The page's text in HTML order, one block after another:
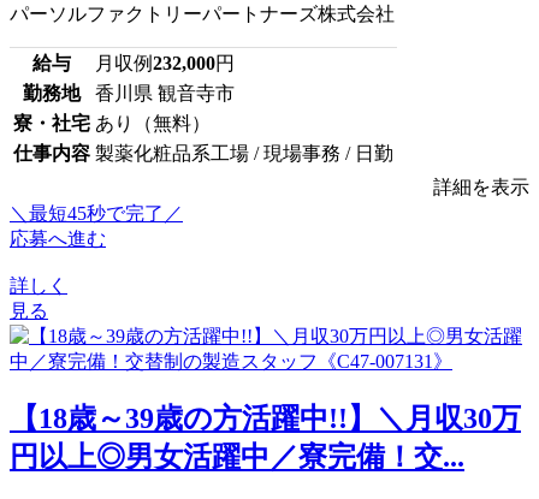
パーソルファクトリーパートナーズ株式会社
給与 月収例232,000円
勤務地
香川県 観音寺市
寮・社宅 あり（無料）
仕事内容 製薬化粧品系工場 / 現場事務 / 日勤
詳細を表示
＼最短45秒で完了／
応募へ進む
詳しく
見る
【18歳～39歳の方活躍中!!】＼月収30万
円以上◎男女活躍中／寮完備！交...